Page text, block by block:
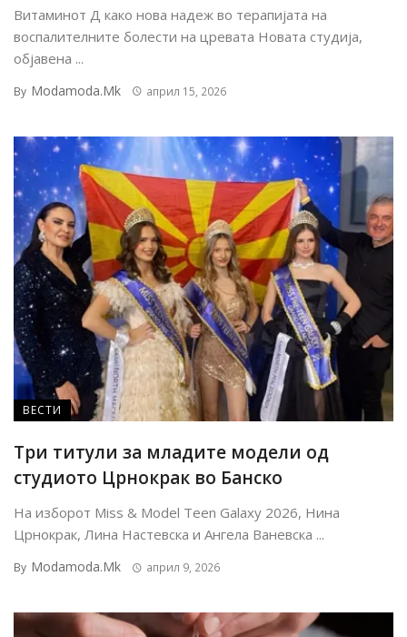
Витаминот Д како нова надеж во терапијата на
воспалителните болести на цревата Новата студија,
објавена ...
By Modamoda.mk април 15, 2026
ВЕСТИ
Tри титули за младите модели од
студиото Црнокрак во Банско
На изборот Miss & Model Teen Galaxy 2026, Нина
Црнокрак, Лина Настевска и Ангела Ваневска ...
By Modamoda.mk април 9, 2026